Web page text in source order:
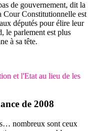
de gouvernement, dit la
Cour Constitutionnelle est
députés pour élire leur
le parlement est plus
à sa tête.
et l'Etat au lieu de les
de 2008
nombreux sont ceux